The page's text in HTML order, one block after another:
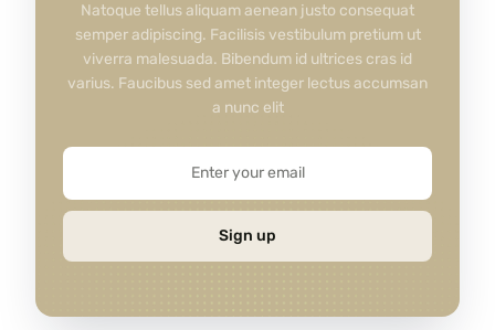
Natoque tellus aliquam aenean justo consequat
semper adipiscing. Facilisis vestibulum pretium ut
viverra malesuada. Bibendum id ultrices cras id
varius. Faucibus sed amet integer lectus accumsan
a nunc elit
Sign up